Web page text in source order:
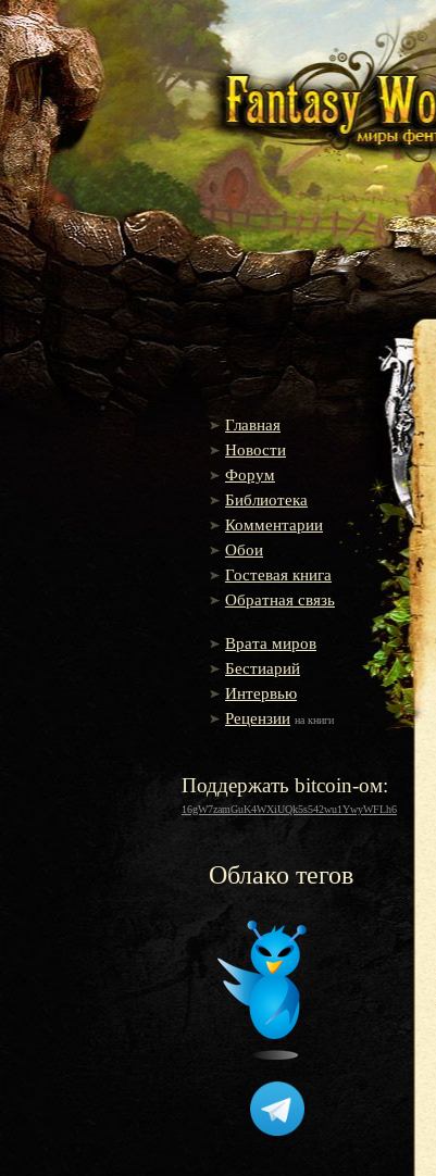
Главная
Новости
Форум
Библиотека
Комментарии
Обои
Гостевая книга
Обратная связь
Врата миров
Бестиарий
Интервью
Рецензии на книги
Поддержать bitcoin-ом:
16gW7zamGuK4WXiUQk5s542wu1YwyWFLh6
Облако тегов